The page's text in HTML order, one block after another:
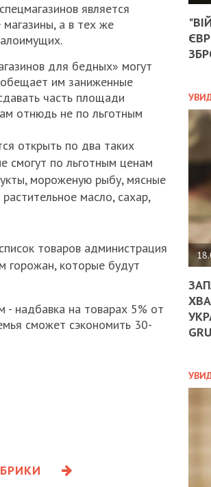
является
а в тех же
для бедных» могут
им заниженные
часть площади
отнюдь не по льготным
открыть по два таких
смогут по льготным ценам
мороженую рыбу, мясные
масло, сахар,
товаров администрация
горожан, которые будут
- надбавка на товарах 5% от
сможет сэкономить 30-
ДО
ЄС
-